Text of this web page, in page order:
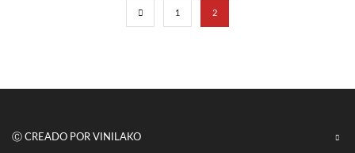
1 2
Ⓒ CREADO POR VINILAKO